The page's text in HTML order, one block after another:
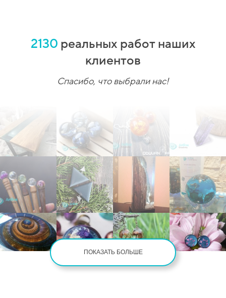
2130 реальных работ наших
клиентов
Спасибо, что выбрали нас!
ПОКАЗАТЬ БОЛЬШЕ